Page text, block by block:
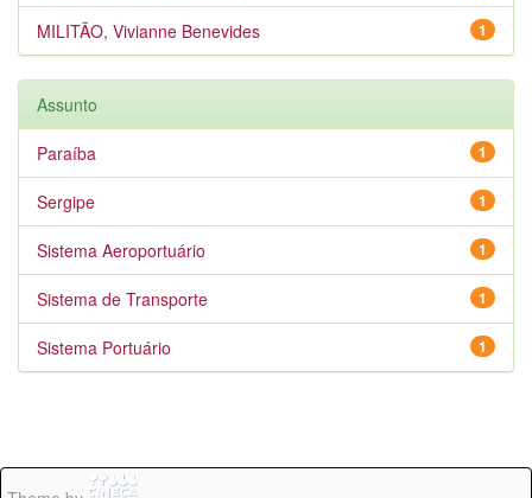
1
MILITÃO, Vivianne Benevides
Assunto
1
Paraíba
1
Sergipe
1
Sistema Aeroportuário
1
Sistema de Transporte
1
Sistema Portuário